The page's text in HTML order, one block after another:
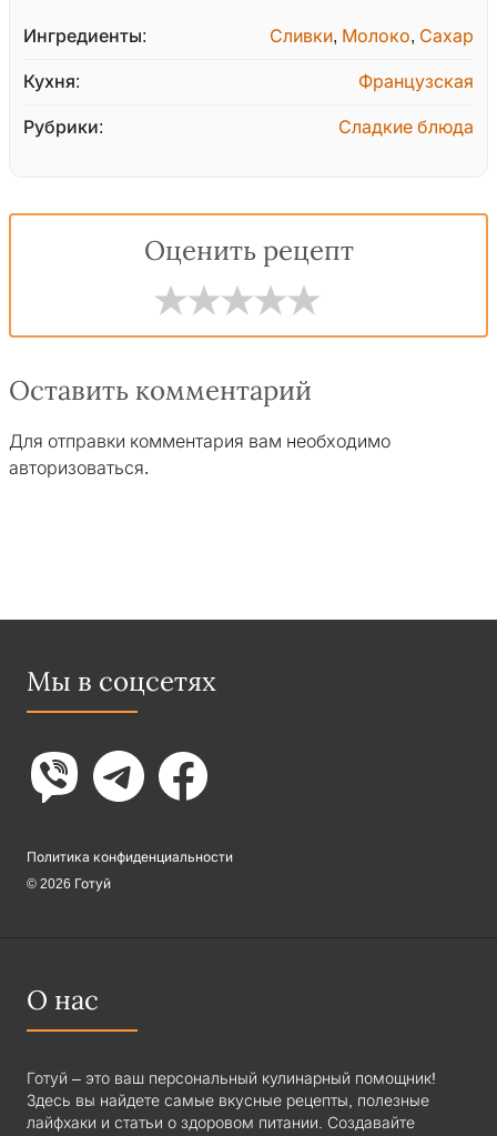
Ингредиенты: Сливки, Молоко, Сахар
Кухня: Французская
Рубрики: Сладкие блюда
Оценить рецепт
Оставить комментарий
Для отправки комментария вам необходимо
авторизоваться.
Мы в соцсетях
Политика конфиденциальности
© 2026 Готуй
О нас
Готуй – это ваш персональный кулинарный помощник!
Здесь вы найдете самые вкусные рецепты, полезные
лайфхаки и статьи о здоровом питании. Создавайте